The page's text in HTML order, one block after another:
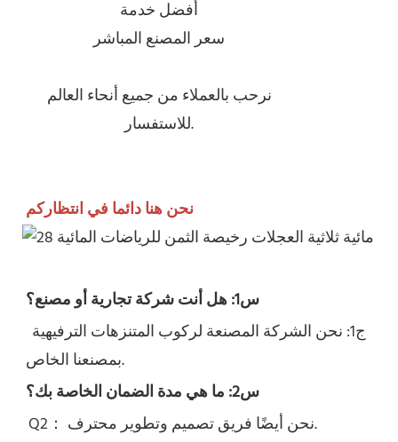
أفضل خدمة
سعر المصنع المباشر
نرحب بالعملاء من جميع أنحاء العالم
للاستفسار.
نحن هنا دائما في انتظاركم
س1: هل أنت شركة تجارية أو مصنع؟
بمصنعنا الخاص.
س2: ما هي مدة الضمان الخاصة بك؟
Q2：
نحن أيضًا فريق تصميم وتطوير محترف.